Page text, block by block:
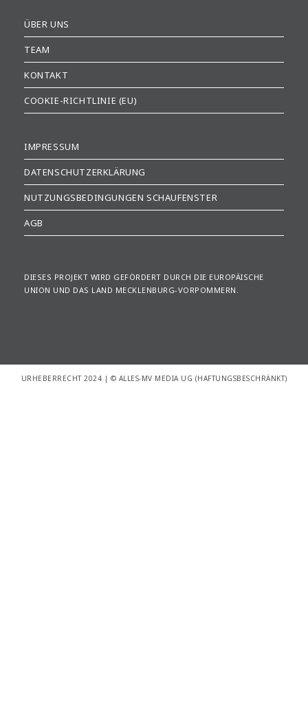
ÜBER UNS
TEAM
KONTAKT
COOKIE-RICHTLINIE (EU)
IMPRESSUM
DATENSCHUTZERKLÄRUNG
NUTZUNGSBEDINGUNGEN SCHAUFENSTER
AGB
DIESES PROJEKT WIRD GEFÖRDERT DURCH DIE EUROPÄISCHE
UNION UND DAS LAND MECKLENBURG-VORPOMMERN.
URHEBERRECHT 2024 | © ALLES-MV MEDIA UG (HAFTUNGSBESCHRÄNKT)